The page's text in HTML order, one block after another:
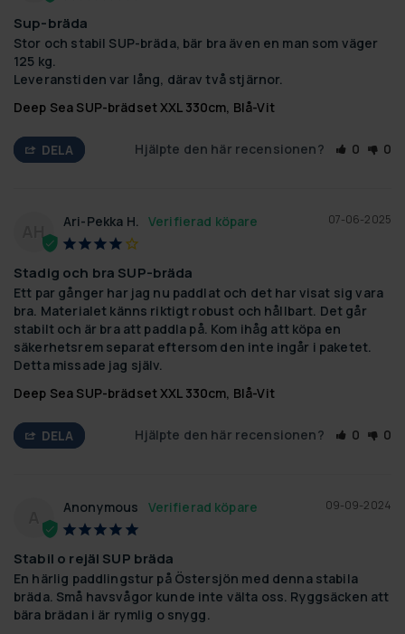
Sup-bräda
Stor och stabil SUP-bräda, bär bra även en man som väger
125 kg.
Leveranstiden var lång, därav två stjärnor.
Deep Sea SUP-brädset XXL 330cm, Blå-Vit
DELA Hjälpte den här recensionen? 0 0
AH
07-06-2025
Ari-Pekka H.
Stadig och bra SUP-bräda
Ett par gånger har jag nu paddlat och det har visat sig vara
bra. Materialet känns riktigt robust och hållbart. Det går
stabilt och är bra att paddla på. Kom ihåg att köpa en
säkerhetsrem separat eftersom den inte ingår i paketet.
Detta missade jag själv.
Deep Sea SUP-brädset XXL 330cm, Blå-Vit
DELA Hjälpte den här recensionen? 0 0
09-09-2024
Anonymous
Stabil o rejäl SUP bräda
En härlig paddlingstur på Östersjön med denna stabila
bräda. Små havsvågor kunde inte välta oss. Ryggsäcken att
bära brädan i är rymlig o snygg.